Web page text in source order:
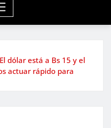
dólar está a Bs 15 y el
actuar rápido para